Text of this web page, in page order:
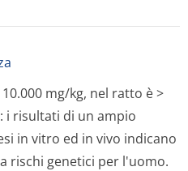
mg/kg, nel ratto è >
i risultati di un ampio
in vitro ed in vivo indicano
rischi genetici per l'uomo.